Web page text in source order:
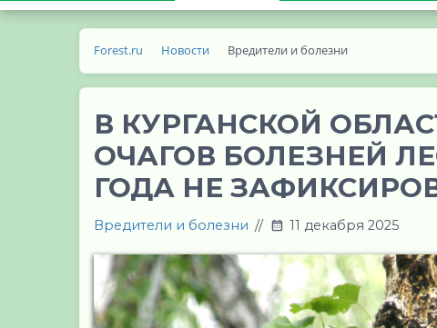
Forest.ru Новости Вредители и болезни
В КУРГАНСКОЙ
ОЧАГОВ БОЛЕЗНЕЙ
ГОДА НЕ
Вредители и болезни // 11 декабря 2025